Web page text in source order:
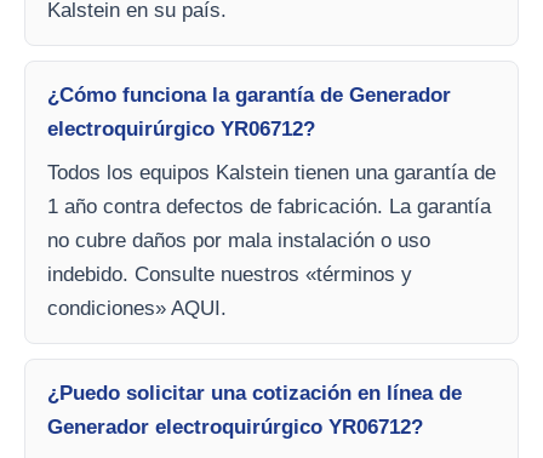
Kalstein en su país.
¿Cómo funciona la garantía de Generador
electroquirúrgico YR06712?
Todos los equipos Kalstein tienen una garantía de
1 año contra defectos de fabricación. La garantía
no cubre daños por mala instalación o uso
indebido. Consulte nuestros «términos y
condiciones» AQUI.
¿Puedo solicitar una cotización en línea de
Generador electroquirúrgico YR06712?